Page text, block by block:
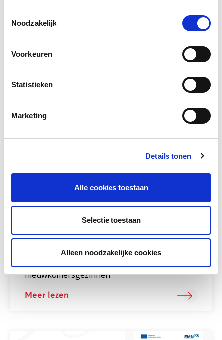
Noodzakelijk
Voorkeuren
Statistieken
Marketing
Details tonen
Alle cookies toestaan
Selectie toestaan
Alleen noodzakelijke cookies
Gerelateerde vakkennis
met meldcode bij
nieuwkomersgezinnen
Pharos, expertisecentrum
gezondheidsverschillen, heeft een onderzoek
gedaan naar het werken met de meldcode bij
nieuwkomersgezinnen.
Meer lezen